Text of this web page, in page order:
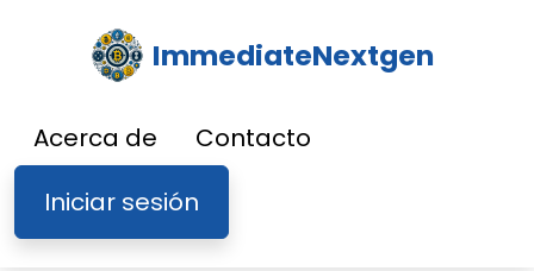
ImmediateNextgen
Acerca de
Contacto
Iniciar sesión